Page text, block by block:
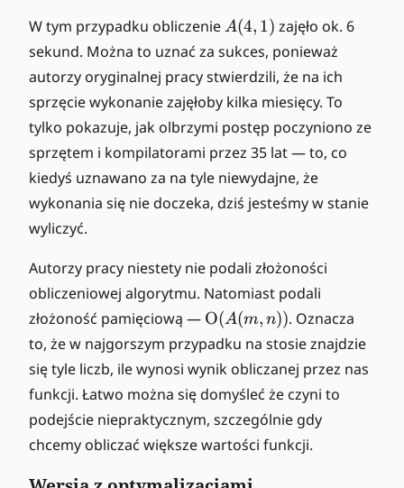
W tym przypadku obliczenie A
(
4
,
1
)
A(4, 1) zajęło ok. 6
sekund. Można to uznać za sukces, ponieważ
autorzy oryginalnej pracy stwierdzili, że na ich
sprzęcie wykonanie zajęłoby kilka miesięcy. To
tylko pokazuje, jak olbrzymi postęp poczyniono ze
sprzętem i kompilatorami przez 35 lat — to, co
kiedyś uznawano za na tyle niewydajne, że
wykonania się nie doczeka, dziś jesteśmy w stanie
wyliczyć.
Autorzy pracy niestety nie podali złożoności
obliczeniowej algorytmu. Natomiast podali
złożoność pamięciową — \
O
m
ic
r
o
n
A
O(A(m, n)). Oznacza
to, że w najgorszym przypadku na stosie znajdzie
się tyle liczb, ile wynosi wynik obliczanej przez nas
funkcji. Łatwo można się domyśleć że czyni to
podejście niepraktycznym, szczególnie gdy
chcemy obliczać większe wartości funkcji.